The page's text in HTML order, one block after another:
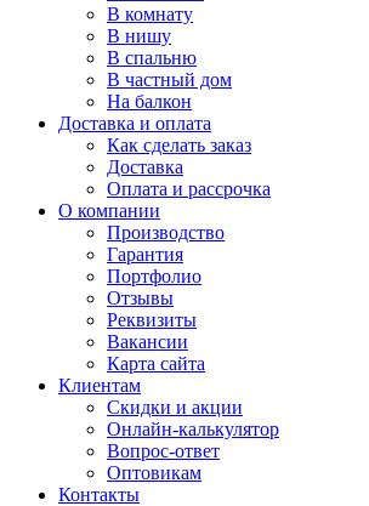
В комнату
В нишу
В спальню
В частный дом
На балкон
Доставка и оплата
Как сделать заказ
Доставка
Оплата и рассрочка
О компании
Производство
Гарантия
Портфолио
Отзывы
Реквизиты
Вакансии
Карта сайта
Клиентам
Скидки и акции
Онлайн-калькулятор
Вопрос-ответ
Оптовикам
Контакты